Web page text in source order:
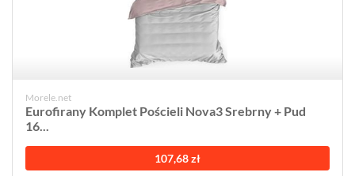
Morele.net
Eurofirany Komplet Pościeli Nova3 Srebrny + Pud
16...
107,68 zł